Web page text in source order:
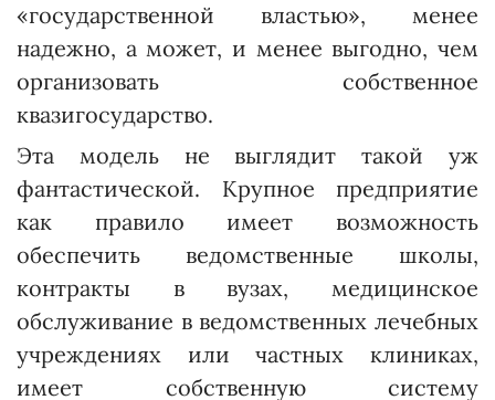
«государственной властью», менее
надежно, а может, и менее выгодно, чем
организовать собст­венное
квазигосударство.
Эта модель не выглядит такой уж
фантастической. Крупное предприятие
как правило имеет возможность
обеспечить ве­домст­венные шко­лы,
контракты в вузах, медицинское
обслуживание в ведомст­венных лечебных
учреждениях или частных клиниках,
имеет собственную систему